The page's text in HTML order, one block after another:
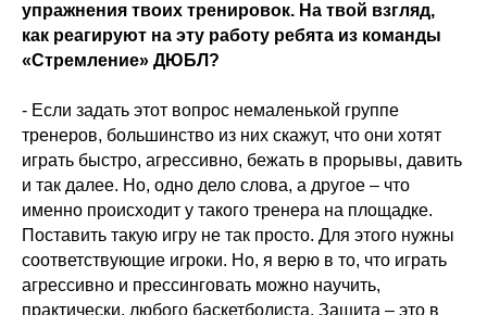
упражнения твоих тренировок. На твой взгляд,
как реагируют на эту работу ребята из команды
«Стремление» ДЮБЛ?
- Если задать этот вопрос немаленькой группе
тренеров, большинство из них скажут, что они хотят
играть быстро, агрессивно, бежать в прорывы, давить
и так далее. Но, одно дело слова, а другое – что
именно происходит у такого тренера на площадке.
Поставить такую игру не так просто. Для этого нужны
соответствующие игроки. Но, я верю в то, что играть
агрессивно и прессинговать можно научить,
практически, любого баскетболиста. Защита – это в